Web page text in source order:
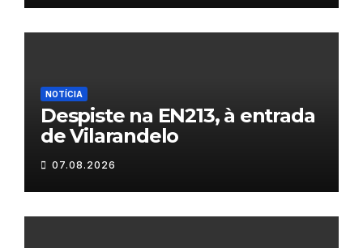
NOTÍCIA
Despiste na EN213, à entrada
de Vilarandelo
07.08.2026